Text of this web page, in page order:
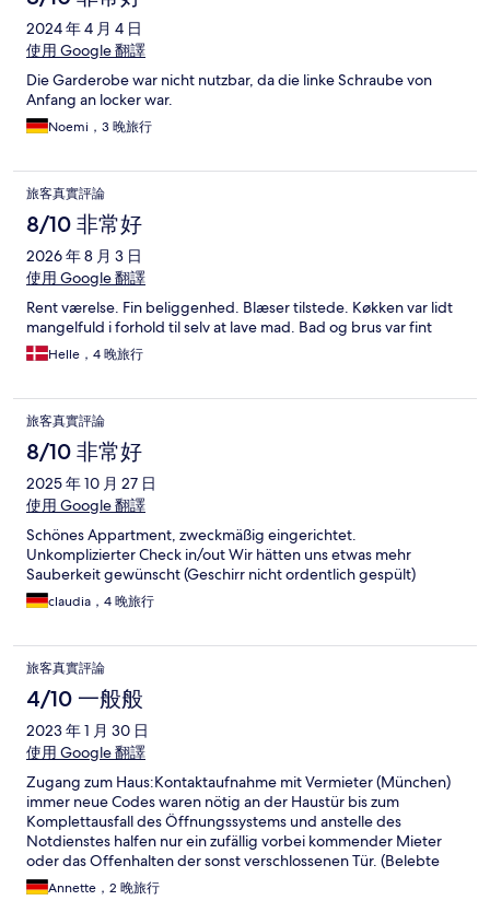
2024 年 4 月 4 日
使用 Google 翻譯
Die Garderobe war nicht nutzbar, da die linke Schraube von
Anfang an locker war.
Noemi，3 晚旅行
旅客真實評論
8/10 非常好
2026 年 8 月 3 日
使用 Google 翻譯
Rent værelse. Fin beliggenhed. Blæser tilstede. Køkken var lidt
mangelfuld i forhold til selv at lave mad. Bad og brus var fint
Helle，4 晚旅行
旅客真實評論
8/10 非常好
2025 年 10 月 27 日
使用 Google 翻譯
Schönes Appartment, zweckmäßig eingerichtet.
Unkomplizierter Check in/out Wir hätten uns etwas mehr
Sauberkeit gewünscht (Geschirr nicht ordentlich gespült)
claudia，4 晚旅行
旅客真實評論
4/10 一般般
2023 年 1 月 30 日
使用 Google 翻譯
Zugang zum Haus:Kontaktaufnahme mit Vermieter (München)
immer neue Codes waren nötig an der Haustür bis zum
Komplettausfall des Öffnungssystems und anstelle des
Notdienstes halfen nur ein zufällig vorbei kommender Mieter
oder das Offenhalten der sonst verschlossenen Tür. (Belebte
Ausfallstrasse der Stadt Trier!) Türcode an der Wohnung
ebenfalls defekt. Kein funktionierendes WLAN
Annette，2 晚旅行